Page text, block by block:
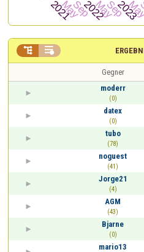
 
Gegner
moderr
(0)
datex
(0)
tubo
(78)
noguest
(41)
Jorge21
(4)
AGM
(43)
Bjarne
(0)
mario13